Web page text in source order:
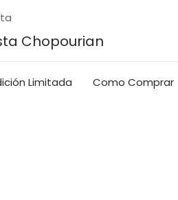
Chopourian
Limitada Como Comprar